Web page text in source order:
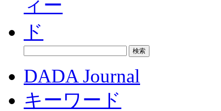
DADA Journal
キーワード